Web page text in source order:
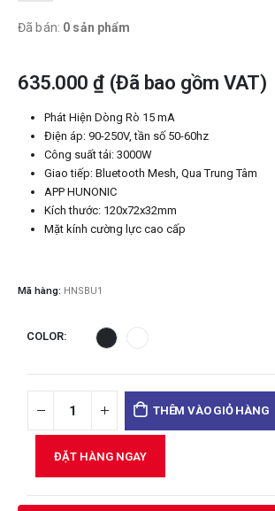
Đã bán: 0 sản phẩm
635.000₫ (Đã bao gồm VAT)
Phát Hiện Dòng Rò 15 mA
Điện áp: 90-250V, tần số 50-60hz
Công suất tải: 3000W
Giao tiếp: Bluetooth Mesh, Qua Trung Tâm
APP HUNONIC
Kích thước: 120x72x32mm
Mặt kính cường lực cao cấp
Mã hàng: HNSBU1
COLOR
THÊM VÀO GIỎ HÀNG
ĐẶT HÀNG NGAY